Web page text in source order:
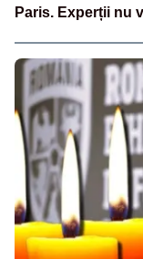
Paris. Experții nu